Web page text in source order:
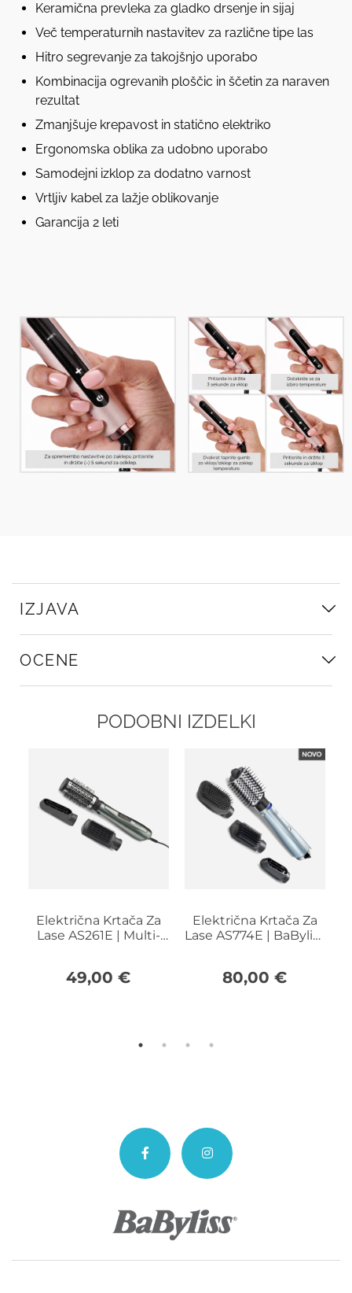
Keramična prevleka za gladko drsenje in sijaj
Več temperaturnih nastavitev za različne tipe las
Hitro segrevanje za takojšnjo uporabo
Kombinacija ogrevanih ploščic in ščetin za naraven
rezultat
Zmanjšuje krepavost in statično elektriko
Ergonomska oblika za udobno uporabo
Samodejni izklop za dodatno varnost
Vrtljiv kabel za lažje oblikovanje
Garancija 2 leti
IZJAVA
OCENE
PODOBNI IZDELKI
Električna Krtača Za
Lase AS261E | Multi-
49,00€
Električna Krtača Za
Lase AS774E | BaByliss
80,00€